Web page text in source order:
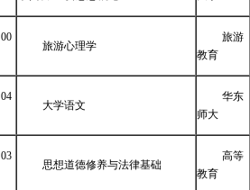
00
旅游心理学
旅游
教育
04
大学语文
华东
师大
03
思想道德修养与法律基础
高等
教育